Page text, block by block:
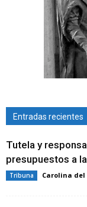
Entradas recientes
Tutela y
presupuestos a
Tribuna Carolina